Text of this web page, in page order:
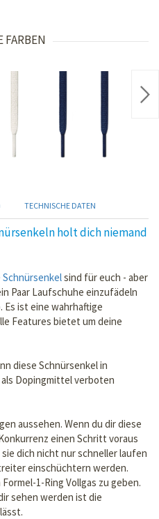
FARBEN
TECHNISCHE DATEN
holt dich niemand
Schnürsenkelsind für euch - aber
Paar Laufschuhe einzufädeln
ist eine wahrhaftige
Features bietet um deine
diese Schnürsenkel in
Dopingmittel verboten
aussehen. Wenn du dir diese
einen Schritt voraus
dich nicht nur schneller laufen
einschüchtern werden.
1-Ring Vollgas zu geben.
sehen werden ist die